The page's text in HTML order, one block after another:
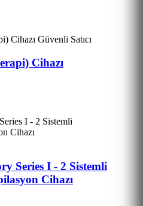
Güvenli Satıcı
Cihazı
Series I - 2 Sistemli
Cihazı